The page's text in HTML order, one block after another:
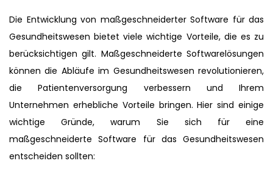
Die Entwicklung von maßgeschneiderter Software für das
Gesundheitswesen bietet viele wichtige Vorteile, die es zu
berücksichtigen gilt. Maßgeschneiderte Softwarelösungen
können die Abläufe im Gesundheitswesen revolutionieren,
die Patientenversorgung verbessern und Ihrem
Unternehmen erhebliche Vorteile bringen. Hier sind einige
wichtige Gründe, warum Sie sich für eine
maßgeschneiderte Software für das Gesundheitswesen
entscheiden sollten: